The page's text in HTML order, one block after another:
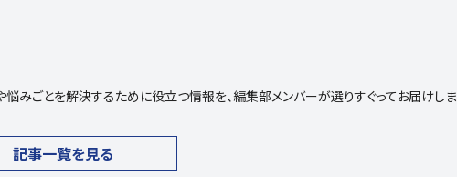
悩みごとを解決するために役立つ情報を、編集部メンバーが選りすぐってお届けしま
記事一覧を見る